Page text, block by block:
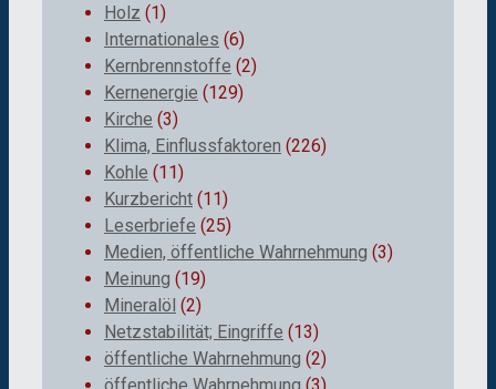
Holz (1)
Internationales (6)
Kernbrennstoffe (2)
Kernenergie (129)
Kirche (3)
Klima, Einflussfaktoren (226)
Kohle (11)
Kurzbericht (11)
Leserbriefe (25)
Medien, öffentliche Wahrnehmung (3)
Meinung (19)
Mineralöl (2)
Netzstabilität; Eingriffe (13)
öffentliche Wahrnehmung (2)